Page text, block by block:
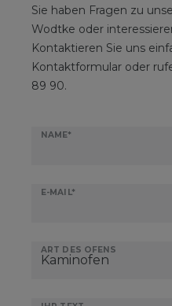
Sie haben Fragen zu
Wodtke oder
Kontaktieren Sie uns
Kontaktformular oder
89 90.
NAME*
E-MAIL*
ART DES OFENS